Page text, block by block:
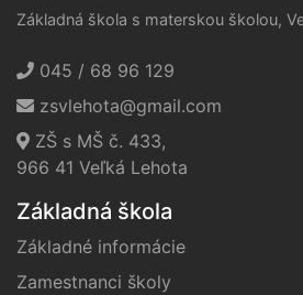
Základná škola s materskou školou,
045 / 68 96 129
zsvlehota@gmail.com
ZŠ s MŠ č. 433,
966 41 Veľká Lehota
Základná škola
Základné informácie
Zamestnanci školy